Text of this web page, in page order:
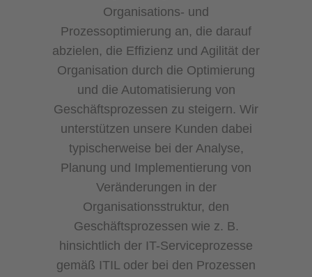
Organisations- und
Prozessoptimierung an, die darauf
abzielen, die Effizienz und Agilität der
Organisation durch die Optimierung
und die Automatisierung von
Geschäftsprozessen zu steigern. Wir
unterstützen unsere Kunden dabei
typischerweise bei der Analyse,
Planung und Implementierung von
Veränderungen in der
Organisationsstruktur, den
Geschäftsprozessen wie z. B.
hinsichtlich der IT-Serviceprozesse
gemäß ITIL oder bei den Prozessen